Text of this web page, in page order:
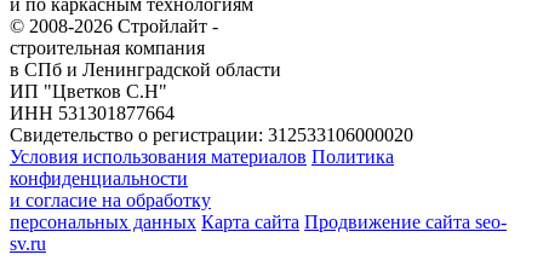
© 2008-2026 Стройлайт -
строительная компания
в СПб и Ленинградской области
ИП "Цветков С.Н"
ИНН 531301877664
Свидетельство о регистрации: 312533106000020
Условия использования материалов Политика
конфиденциальности
и согласие на обработку
персональных данных Карта сайта Продвижение сайта seo-
sv.ru